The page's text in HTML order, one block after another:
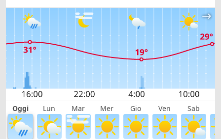
Oggi Lun Mar Mer Gio Ven Sab